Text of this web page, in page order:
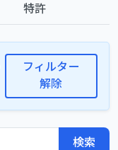
特許
フィルター
解除
検索